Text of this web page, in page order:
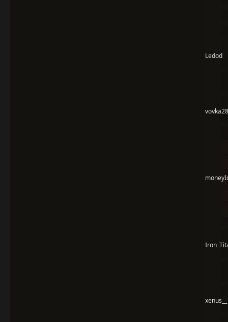
Ledod
xenus__